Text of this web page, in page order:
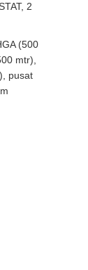
2
(500
mtr),
pusat